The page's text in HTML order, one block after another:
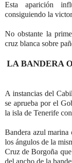
Esta aparición
consiguiendo la
No obstante la
cruz blanca sobre
LA BANDERA
A instancias del
se aprueba por el
la isla de Tenerife
Bandera azul marina
los ángulos de la
Cruz de Borgoña